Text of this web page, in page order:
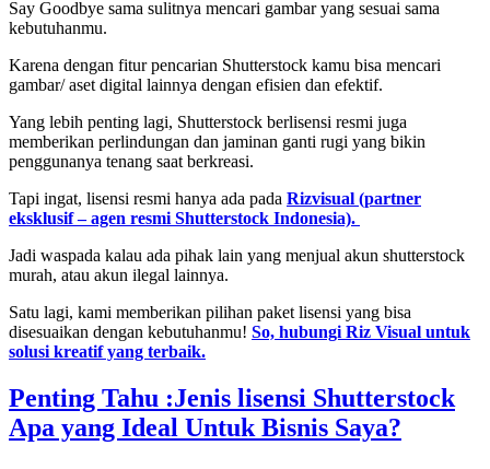
Say Goodbye sama sulitnya mencari gambar yang sesuai sama
kebutuhanmu.
Karena dengan fitur pencarian Shutterstock kamu bisa mencari
gambar/ aset digital lainnya dengan efisien dan efektif.
Yang lebih penting lagi, Shutterstock berlisensi resmi juga
memberikan perlindungan dan jaminan ganti rugi yang bikin
penggunanya tenang saat berkreasi.
Tapi ingat, lisensi resmi hanya ada pada Rizvisual (partner
eksklusif – agen resmi Shutterstock Indonesia).
Jadi waspada kalau ada pihak lain yang menjual akun shutterstock
murah, atau akun ilegal lainnya.
Satu lagi, kami memberikan pilihan paket lisensi yang bisa
disesuaikan dengan kebutuhanmu! So, hubungi Riz Visual untuk
solusi kreatif yang terbaik.
Penting Tahu :Jenis lisensi Shutterstock
Apa yang Ideal Untuk Bisnis Saya?